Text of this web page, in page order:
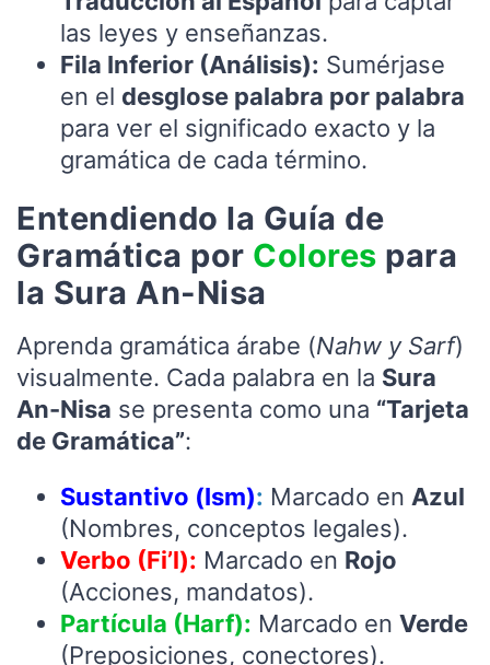
las leyes y enseñanzas.
Fila Inferior (Análisis): Sumérjase
en el desglose palabra por palabra
para ver el significado exacto y la
gramática de cada término.
Entendiendo la Guía de
Gramática por Colores para
la Sura An-Nisa
Aprenda gramática árabe (Nahw y Sarf)
visualmente. Cada palabra en la Sura
An-Nisa se presenta como una “Tarjeta
de Gramática”:
Sustantivo (Ism): Marcado en Azul
(Nombres, conceptos legales).
Verbo (Fi’l): Marcado en Rojo
(Acciones, mandatos).
Partícula (Harf): Marcado en Verde
(Preposiciones, conectores).